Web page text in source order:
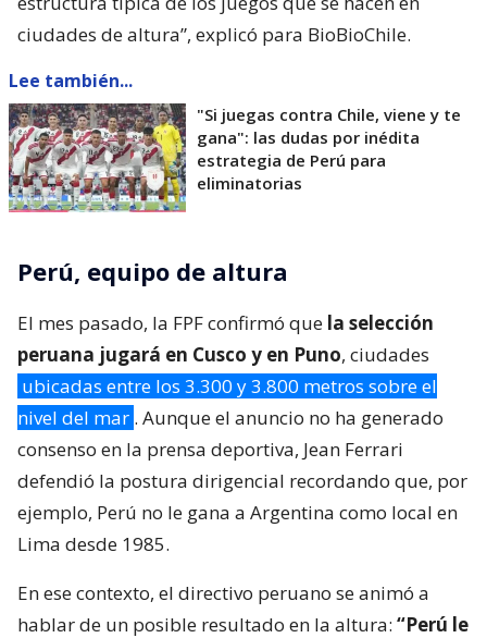
ciudades de altura”, explicó para BioBioChile.
Lee también...
"Si juegas contra Chile, viene y te
gana": las dudas por inédita
estrategia de Perú para
eliminatorias
Perú, equipo de altura
El mes pasado, la FPF confirmó que la selección
peruana jugará en Cusco y en Puno, ciudades
ubicadas entre los 3.300 y 3.800 metros sobre el
nivel del mar . Aunque el anuncio no ha generado
consenso en la prensa deportiva, Jean Ferrari
defendió la postura dirigencial recordando que, por
ejemplo, Perú no le gana a Argentina como local en
Lima desde 1985.
En ese contexto, el directivo peruano se animó a
hablar de un posible resultado en la altura: “Perú le